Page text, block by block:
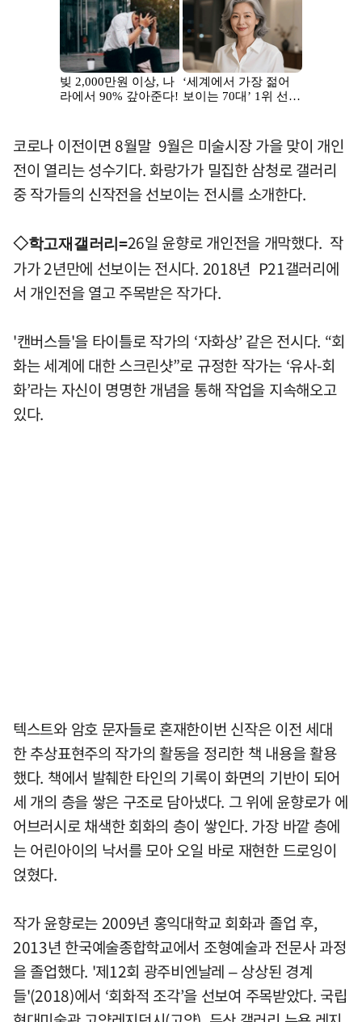
코로나 이전이면 8월말 9월은 미술시장 가을 맞이 개인
전이 열리는 성수기다. 화랑가가 밀집한 삼청로 갤러리
중 작가들의 신작전을 선보이는 전시를 소개한다.
◇학고재갤러리=26일 윤향로 개인전을 개막했다. 작
가가 2년만에 선보이는 전시다. 2018년 P21갤러리에
서 개인전을 열고 주목받은 작가다.
'캔버스들'을 타이틀로 작가의 ‘자화상’ 같은 전시다. “회
화는 세계에 대한 스크린샷”로 규정한 작가는 ‘유사-회
화’라는 자신이 명명한 개념을 통해 작업을 지속해오고
있다.
텍스트와 암호 문자들로 혼재한이번 신작은 이전 세대
한 추상표현주의 작가의 활동을 정리한 책 내용을 활용
했다. 책에서 발췌한 타인의 기록이 화면의 기반이 되어
세 개의 층을 쌓은 구조로 담아냈다. 그 위에 윤향로가 에
어브러시로 채색한 회화의 층이 쌓인다. 가장 바깥 층에
는 어린아이의 낙서를 모아 오일 바로 재현한 드로잉이
얹혔다.
작가 윤향로는 2009년 홍익대학교 회화과 졸업 후,
2013년 한국예술종합학교에서 조형예술과 전문사 과정
을 졸업했다. '제12회 광주비엔날레 – 상상된 경계
들'(2018)에서 ‘회화적 조각’을 선보여 주목받았다. 국립